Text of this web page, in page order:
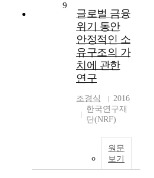
9
글로벌 금융
위기 동안
안정적인 소
유구조의 가
치에 관한
연구
조경식
2016
한국연구재
단(NRF)
원문
보기